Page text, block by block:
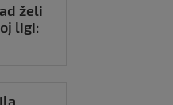
želi
ligi: